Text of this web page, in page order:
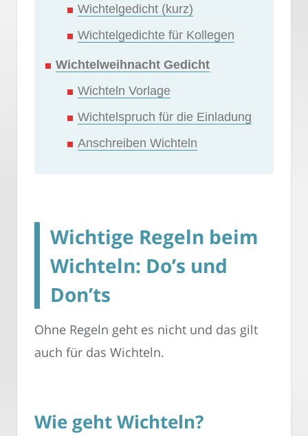
Wichtelgedicht (kurz)
Wichtelgedichte für Kollegen
Wichtelweihnacht Gedicht
Wichteln Vorlage
Wichtelspruch für die Einladung
Anschreiben Wichteln
Wichtige Regeln beim
Wichteln: Do’s und
Don’ts
Ohne Regeln geht es nicht und das gilt
auch für das Wichteln.
Wie geht Wichteln?